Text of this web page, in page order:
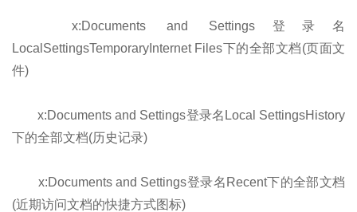
x:Documents and Settings登录名
LocalSettingsTemporaryInternet Files下的全部文档(页面文
件)
x:Documents and Settings登录名Local SettingsHistory
下的全部文档(历史记录)
x:Documents and Settings登录名Recent下的全部文档
(近期访问文档的快捷方式图标)